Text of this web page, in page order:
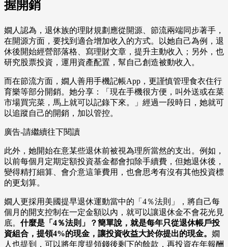
握開銷
嫺人認為，退休族的理財規劃應從開源、節流兩端同步著手，
在開源方面，要找到適合增加收入的方式。以她自己為例，退
休後開始經營部落格、寫理財文章，提升主動收入；另外，也
研究股票投資，運用資產配置，幫自己創造被動收入。
而在節流方面，嫺人善用手機記帳App，更謹慎管理食衣住行
育樂等部分開銷。她分享：「現在手機很方便，叫外送或在菜
市場買完菜，馬上就可以記錄下來。」經過一段時日，她就可
以追蹤自己的開銷，加以管控。
廣告-請繼續往下閱讀
此外，她開始在意某些退休前被視為理所當然的支出。例如，
以前每個月定期定額投資基金都會扣除手續費，但她退休後，
變得精打細算、會介意這筆費用，也會思考有沒有其他投資標
的更划算。
嫺人更採用美國提早退休運動當中的「4％法則」，將自己每
個月的開支控制在一定金額以內，就可以讓退休金不會花光見
底。 什麼是「4％法則」？簡單說，就是每年只從退休帳戶投
資組合，提領4%的現金，讓投資收益大於你提出的現金。 嫺
人也提到，可以將年度提領錢後剩下的餘款，再投資在年報酬